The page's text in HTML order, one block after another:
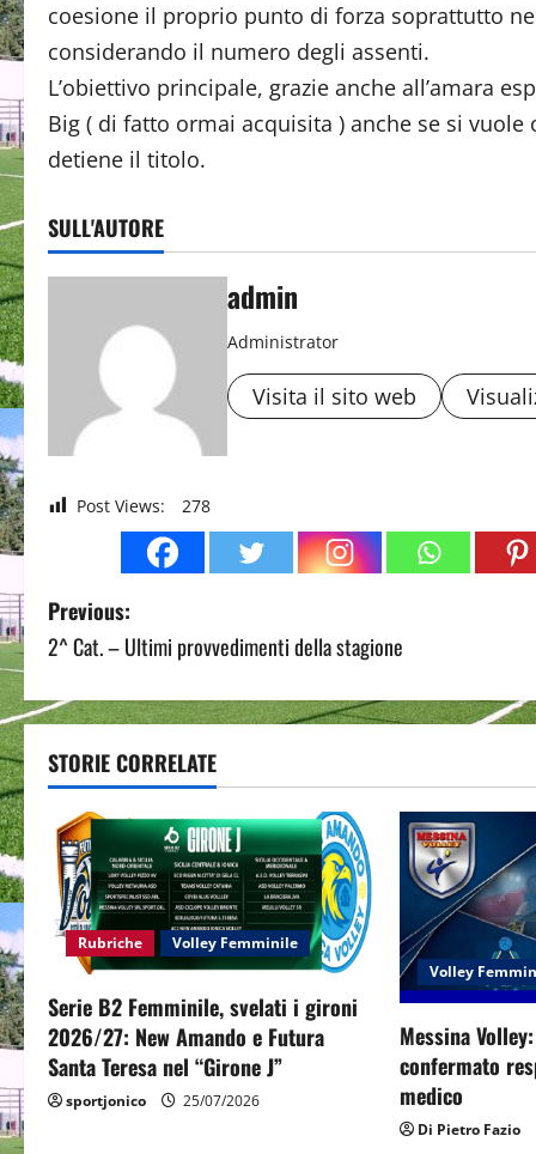
coesione il proprio punto di forza soprattutto
considerando il numero degli assenti.
L’obiettivo principale, grazie anche all’amara
Big ( di fatto ormai acquisita ) anche se si
detiene il titolo.
SULL'AUTORE
admin
Administrator
Visita il sito web
Post Views: 278
P
o
s
t
n
a
v
g
a
t
Previous:
2^ Cat. – Ultimi provvedimenti della stagione
STORIE CORRELATE
Rubriche Volley Femminile
Serie B2 Femminile, svelati i gironi
2026/27: New Amando e Futura
Santa Teresa nel “Girone J”
sportjonico 25/07/2026
Volley
Messina
confermato
medico
Di Pietro Fazio